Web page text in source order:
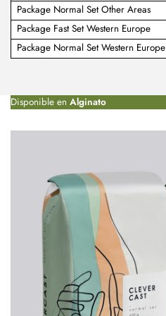
Package Normal Set Other Areas
Package Fast Set Western Europe
Package Normal Set Western Europe
Disponible en Alginato